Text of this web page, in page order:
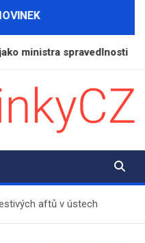
spravedlnosti
aftů v ústech